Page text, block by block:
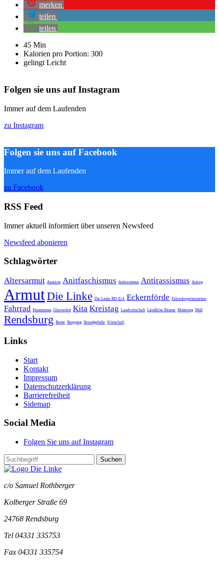
merken
teilen
teilen
45 Min
Kalorien pro Portion: 300
gelingt Leicht
Folgen sie uns auf Instagram
Immer auf dem Laufenden
zu Instagram
Folgen sie uns auf Facebook
Immer auf dem Laufenden
zu Facebook
RSS Feed
Immer aktuell informiert über unseren Newsfeed
Newsfeed abonieren
Schlagwörter
Altersarmut Amazon Anitfaschismus Antirassimus Antirassismus Antrag
ArmutDie Linke Die Linke RD-Eck Eckernförde Fahradreperturstation
Fahrrad Feminismus Glasverbot Kita Kreistag Landwirtschaft Ländliche Räume Muttertag Müll
Rendsburg Rente Shopping Strandgebühr Wirtschaft
Links
Start
Kontakt
Impressum
Datenschutzerklärung
Barrierefreiheit
Sidemap
Social Media
Folgen Sie uns auf Instagram
Suchen
c/o Samuel Rothberger
Kolberger Straße 69
24768 Rendsburg
Tel 04331 335753
Fax 04331 335754